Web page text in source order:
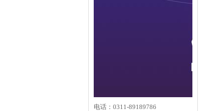
电话：0311-89189786